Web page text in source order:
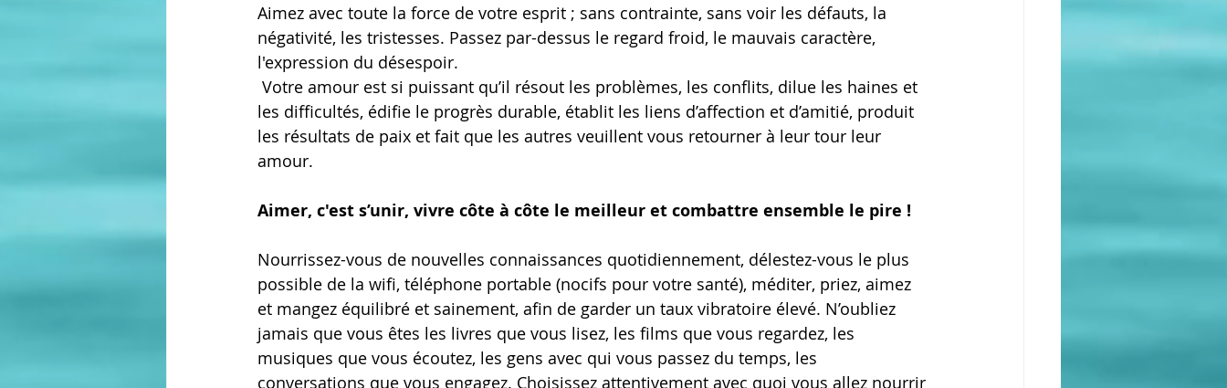
Aimez avec toute la force de votre esprit ; sans contrainte, sans voir les défauts, la
négativité, les tristesses. Passez par-dessus le regard froid, le mauvais caractère,
l'expression du désespoir.
les difficultés, édifie le progrès durable, établit les liens d’affection et d’amitié, produit
les résultats de paix et fait que les autres veuillent vous retourner à leur tour leur
amour.
Aimer, c'est s’unir, vivre côte à côte le meilleur et combattre ensemble le pire !
Nourrissez-vous de nouvelles connaissances quotidiennement, délestez-vous le plus
possible de la wifi, téléphone portable (nocifs pour votre santé), méditer, priez, aimez
et mangez équilibré et sainement, afin de garder un taux vibratoire élevé. N’oubliez
jamais que vous êtes les livres que vous lisez, les films que vous regardez, les
musiques que vous écoutez, les gens avec qui vous passez du temps, les
conversations que vous engagez. Choisissez attentivement avec quoi vous allez nourrir